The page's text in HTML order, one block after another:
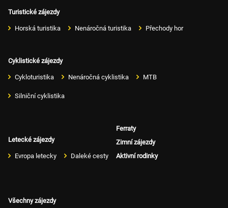
Turistické zájezdy
Horská turistika Nenáročná turistika Přechody hor
Cyklistické zájezdy
Cykloturistika Nenáročná cyklistika MTB
Silniční cyklistika
Letecké zájezdy
Evropa letecky Daleké cesty
Ferraty
Zimní zájezdy
Aktivní rodinky
Všechny zájezdy